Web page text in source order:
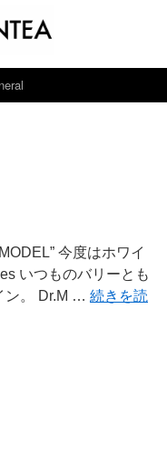
今度はホワイ
いつものバリーとも
ン。 Dr.M … 続きを読